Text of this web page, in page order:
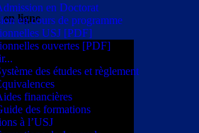
en Doctorat
en cours de programme
USJ [PDF]
ouvertes [PDF]
des études et règlement
financières
des formations
à l’USJ
en ligne